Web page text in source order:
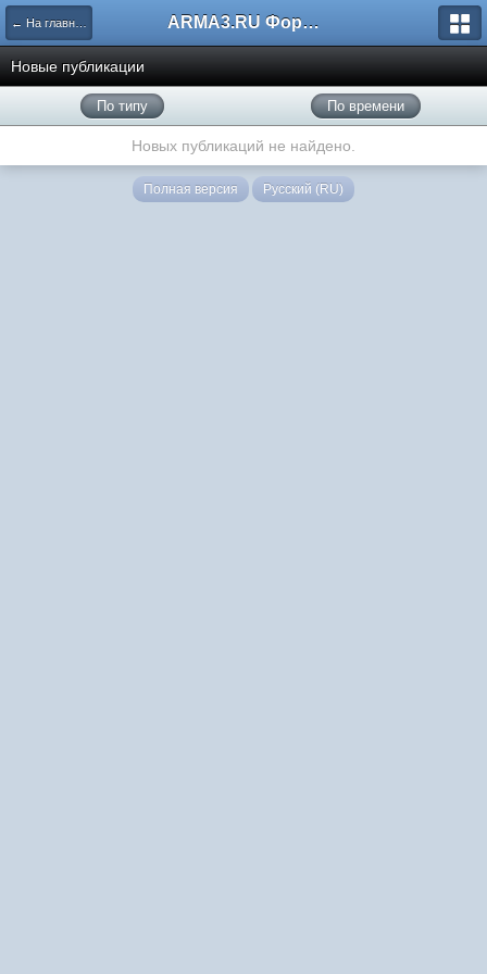
← На главную ARMA3.RU Форум
Новые публикации
По типу По времени
Новых публикаций не найдено.
Полная версия Русский (RU)